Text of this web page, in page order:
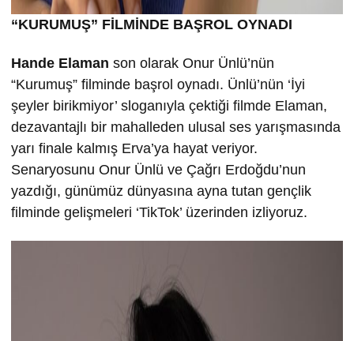
“KURUMUŞ” FİLMİNDE BAŞROL OYNADI
Hande Elaman son olarak Onur Ünlü’nün
“Kurumuş” filminde başrol oynadı. Ünlü’nün ‘İyi
şeyler birikmiyor’ sloganıyla çektiği filmde Elaman,
dezavantajlı bir mahalleden ulusal ses yarışmasında
yarı finale kalmış Erva’ya hayat veriyor.
Senaryosunu Onur Ünlü ve Çağrı Erdoğdu’nun
yazdığı, günümüz dünyasına ayna tutan gençlik
filminde gelişmeleri ‘TikTok’ üzerinden izliyoruz.